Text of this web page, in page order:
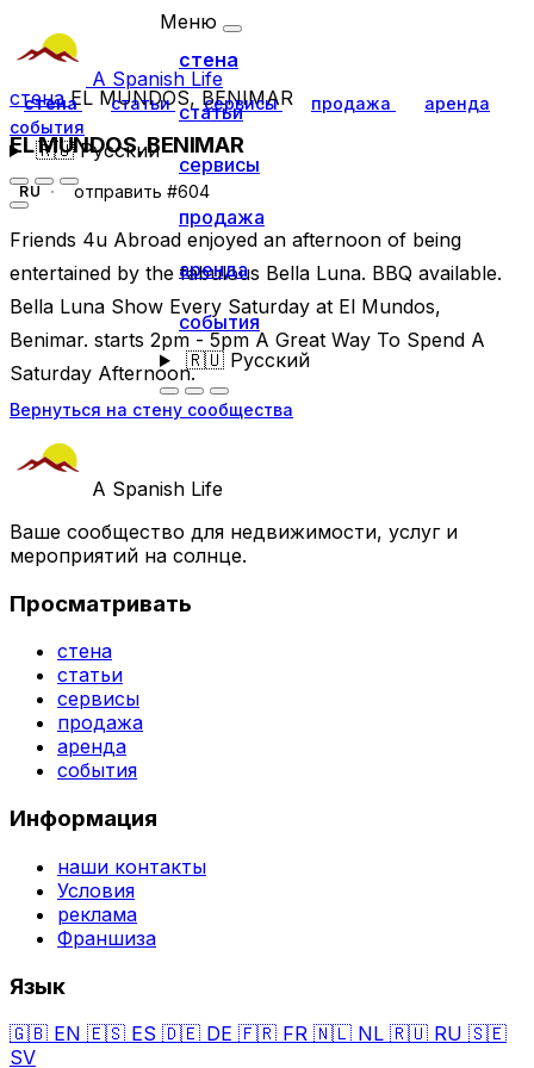
A Spanish Life
стена статьи сервисы продажа
аренда
события
🇷🇺Русский
Меню
стена
статьи
сервисы
продажа
аренда
события
🇷🇺Русский
стенаEL MUNDOS, BENIMAR
EL MUNDOS, BENIMAR
RU отправить #604
Friends 4u Abroad enjoyed an afternoon of being
entertained by the fabulous Bella Luna. BBQ available.
Bella Luna Show Every Saturday at El Mundos,
Benimar. starts 2pm - 5pm A Great Way To Spend A
Saturday Afternoon.
Вернуться на стену сообщества
A Spanish Life
Ваше сообщество для недвижимости, услуг и
мероприятий на солнце.
Просматривать
стена
статьи
сервисы
продажа
аренда
события
Информация
наши контакты
Условия
реклама
Франшиза
Язык
🇬🇧 EN 🇪🇸 ES 🇩🇪 DE 🇫🇷 FR 🇳🇱 NL 🇷🇺 RU 🇸🇪
SV